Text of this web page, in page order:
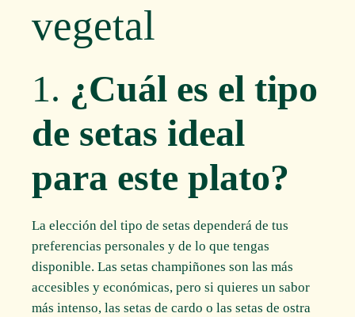
vegetal
1. ¿Cuál es el tipo
de setas ideal
para este plato?
La elección del tipo de setas dependerá de tus
preferencias personales y de lo que tengas
disponible. Las setas champiñones son las más
accesibles y económicas, pero si quieres un sabor
más intenso, las setas de cardo o las setas de ostra